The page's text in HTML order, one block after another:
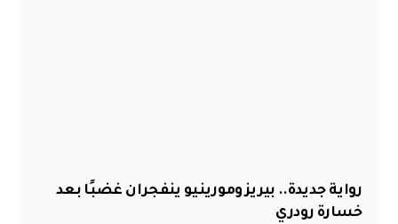
رواية جديدة.. بيريز ومورينيو ينفجران غضبًا بعد
خسارة رودري